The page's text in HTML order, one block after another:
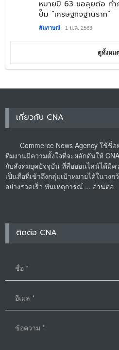
หมายปี 63 ขอลุยต่อ ทำ
ปั๊ม “เศรษฐกิจฐานราก”
สัมภาษณ์ 1 ม.ค. 2563
ดูทั้งหม
เกี่ยวกับ CNA
Commerce News Agency ใช้ชื่อ
ทีมงานมีความตั้งใจที่จะผลักดันให้
กับสังคมยุคปัจจุบัน ที่สื่อออนไลน์ได้มี
เป็นสื่อที่เข้าถึงกลุ่มเป้าหมายได้ในวงก
อย่างรวดเร็ว ทันเหตุการณ์ ... อ่านต่อ
ติดต่อ CNA